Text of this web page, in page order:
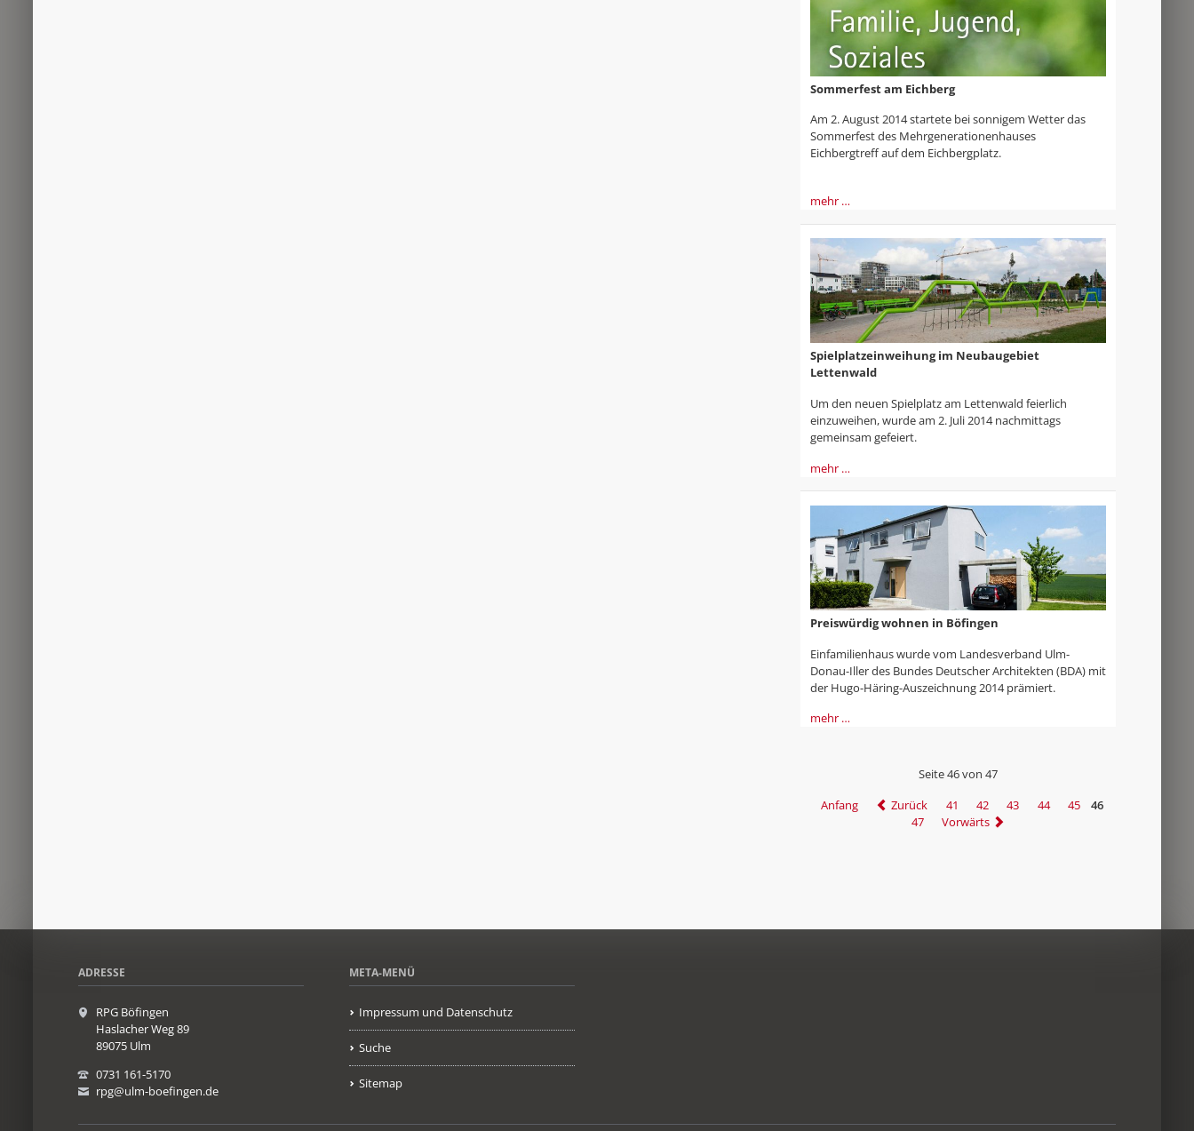
Sommerfest am Eichberg
Am 2. August 2014 startete bei sonnigem Wetter das
Sommerfest des Mehrgenerationenhauses
Eichbergtreff auf dem Eichbergplatz.
mehr …
Spielplatzeinweihung im Neubaugebiet
Lettenwald
Um den neuen Spielplatz am Lettenwald feierlich
einzuweihen, wurde am 2. Juli 2014 nachmittags
gemeinsam gefeiert.
mehr …
Preiswürdig wohnen in Böfingen
Einfamilienhaus wurde vom Landesverband Ulm-
Donau-Iller des Bundes Deutscher Architekten (BDA) mit
der Hugo-Häring-Auszeichnung 2014 prämiert.
mehr …
Seite 46 von 47
Anfang
Zurück 41 42 43 44 45
46
47
Vorwärts
ADRESSE
RPG Böfingen
Haslacher Weg 89
89075 Ulm
0731 161-5170
rpg@ulm-boefingen.de
META-MENÜ
Impressum und Datenschutz
Suche
Sitemap